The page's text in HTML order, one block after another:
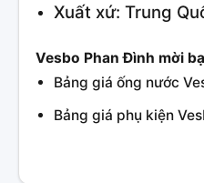
Xuất xứ: Trung
Vesbo Phan Đình mời
Bảng giá ống nước
Bảng giá phụ kiện